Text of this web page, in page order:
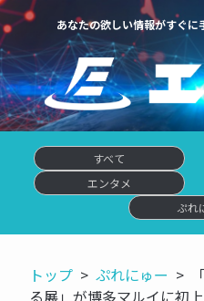
あなたの欲しい情報がすぐ
すべて
エンタメ
ぷれ
トップ ぷれにゅー
る展」が博多マルイに初